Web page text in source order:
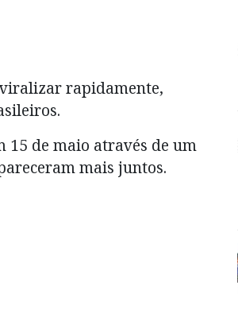
viralizar rapidamente,
de maio através de um
mais juntos.